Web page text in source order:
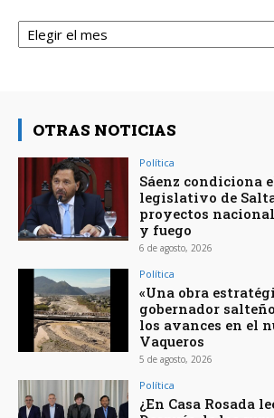
Archivos
OTRAS NOTICIAS
Política
Sáenz condiciona
legislativo de
proyectos
y fuego
6 de agosto, 2026
Política
«Una obra
gobernador
los avances en el
Vaqueros
5 de agosto, 2026
Política
¿En Casa Rosada